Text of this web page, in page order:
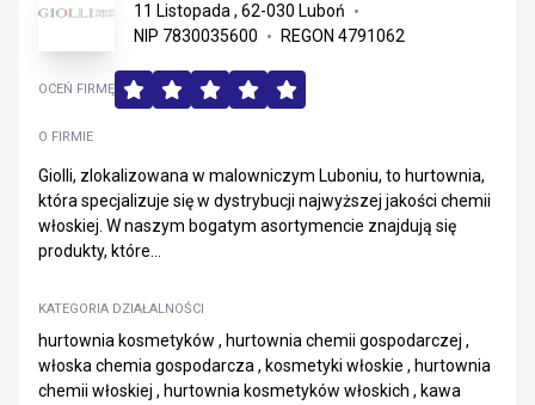
11 Listopada , 62-030 Luboń
NIP 7830035600
REGON 4791062
O FIRMIE
Giolli, zlokalizowana w malowniczym Luboniu, to hurtownia,
która specjalizuje się w dystrybucji najwyższej jakości chemii
włoskiej. W naszym bogatym asortymencie znajdują się
produkty, które...
KATEGORIA DZIAŁALNOŚCI
hurtownia kosmetyków , hurtownia chemii gospodarczej ,
włoska chemia gospodarcza , kosmetyki włoskie , hurtownia
chemii włoskiej , hurtownia kosmetyków włoskich , kawa
OCEŃ FIRMĘ